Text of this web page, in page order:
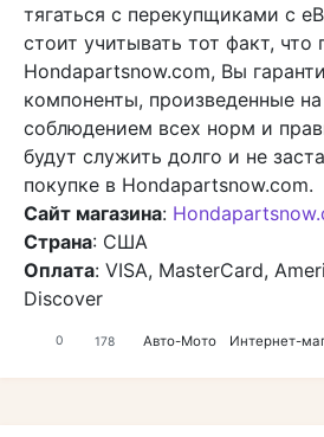
тягаться с перекупщиками с
стоит учитывать тот факт, что
Hondapartsnow.com, Вы
компоненты, произведенные
соблюдением всех норм и
будут служить долго и не
покупке в Hondapartsnow.com.
Сайт магазина:
Страна: США
Оплата: VISA, MasterCard,
Discover
0 178 Авто-Мото Интернет-